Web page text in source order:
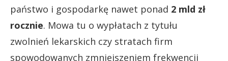
państwo i gospodarkę nawet ponad 2 mld zł
rocznie. Mowa tu o wypłatach z tytułu
zwolnień lekarskich czy stratach firm
spowodowanych zmniejszeniem frekwencji